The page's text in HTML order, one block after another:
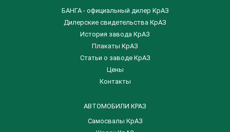
БАНГА - официальный дилер КрАЗ
Дилерские свидетельства КрАЗ
История завода КрАЗ
Плакаты КрАЗ
Статьи о заводе КрАЗ
Цены
Контакты
АВТОМОБИЛИ КРАЗ
Самосвалы КрАЗ